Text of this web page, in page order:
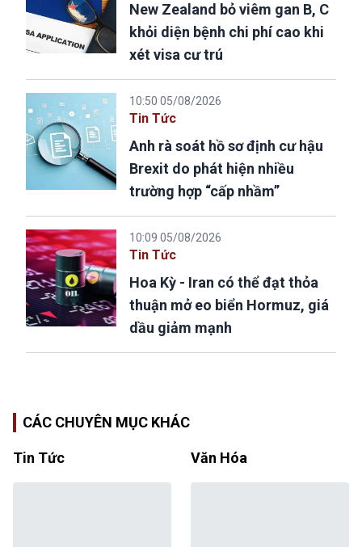
New Zealand bỏ viêm gan B, C
khỏi diện bệnh chi phí cao khi
xét visa cư trú
10:50 05/08/2026
Tin Tức
Anh rà soát hồ sơ định cư hậu
Brexit do phát hiện nhiều
trường hợp “cấp nhầm”
10:09 05/08/2026
Tin Tức
Hoa Kỳ - Iran có thể đạt thỏa
thuận mở eo biển Hormuz, giá
dầu giảm mạnh
CÁC CHUYÊN MỤC KHÁC
Tin Tức Văn Hóa